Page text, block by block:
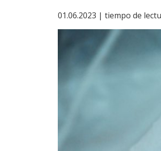
01.06.2023 | tiempo de